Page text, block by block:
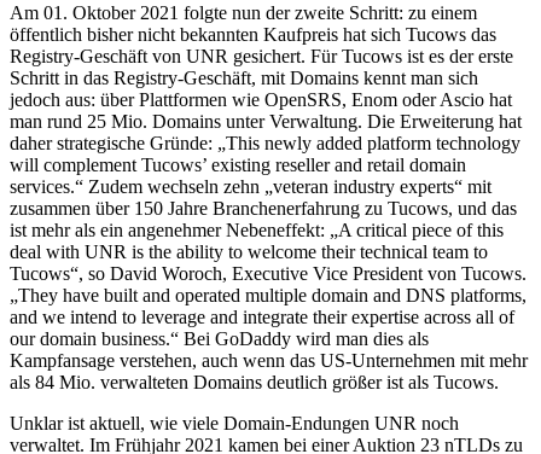
Am 01. Oktober 2021 folgte nun der zweite Schritt: zu einem
öffentlich bisher nicht bekannten Kaufpreis hat sich Tucows das
Registry-Geschäft von UNR gesichert. Für Tucows ist es der erste
Schritt in das Registry-Geschäft, mit Domains kennt man sich
jedoch aus: über Plattformen wie OpenSRS, Enom oder Ascio hat
man rund 25 Mio. Domains unter Verwaltung. Die Erweiterung hat
daher strategische Gründe: „This newly added platform technology
will complement Tucows’ existing reseller and retail domain
services.“ Zudem wechseln zehn „veteran industry experts“ mit
zusammen über 150 Jahre Branchenerfahrung zu Tucows, und das
ist mehr als ein angenehmer Nebeneffekt: „A critical piece of this
deal with UNR is the ability to welcome their technical team to
Tucows“, so David Woroch, Executive Vice President von Tucows.
„They have built and operated multiple domain and DNS platforms,
and we intend to leverage and integrate their expertise across all of
our domain business.“ Bei GoDaddy wird man dies als
Kampfansage verstehen, auch wenn das US-Unternehmen mit mehr
als 84 Mio. verwalteten Domains deutlich größer ist als Tucows.
Unklar ist aktuell, wie viele Domain-Endungen UNR noch
verwaltet. Im Frühjahr 2021 kamen bei einer Auktion 23 nTLDs zu